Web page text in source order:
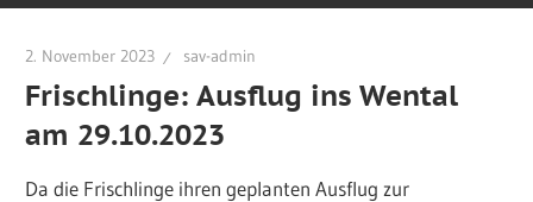
2. November 2023 sav-admin
Frischlinge: Ausflug ins Wental
am 29.10.2023
Da die Frischlinge ihren geplanten Ausflug zur